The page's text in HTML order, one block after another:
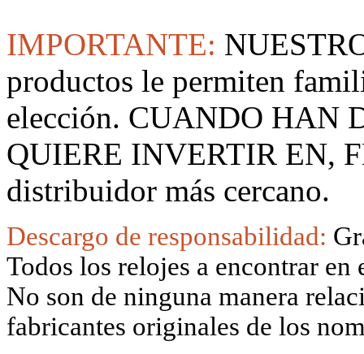
IMPORTANTE:
productos le permiten
elección. CUANDO HAN
QUIERE INVERTIR EN,
distribuidor más cercano.
Descargo de responsabilidad:
Todos los relojes a encontrar
No son de ninguna manera
fabricantes originales de los